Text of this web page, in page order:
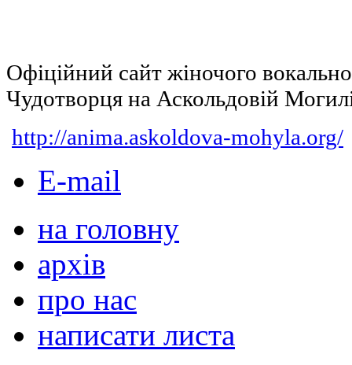
Офіційний сайт жіночого
Чудотворця на Аскольдовій
http://anima.askoldova-mohyla.org/
E-mail
на головну
архів
про нас
написати листа